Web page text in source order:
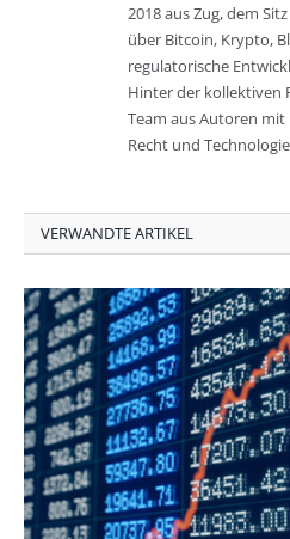
2018 aus Zug, dem
über Bitcoin, Krypto,
regulatorische
Hinter der kollektiven
Team aus Autoren
Recht und
VERWANDTE ARTIKEL